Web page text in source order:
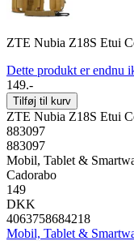
ZTE Nubia Z18S Etui
Dette produkt er endnu
149.-
Tilføj til kurv
ZTE Nubia Z18S Etui
883097
883097
Mobil, Tablet &
Cadorabo
149
DKK
4063758684218
Mobil, Tablet &